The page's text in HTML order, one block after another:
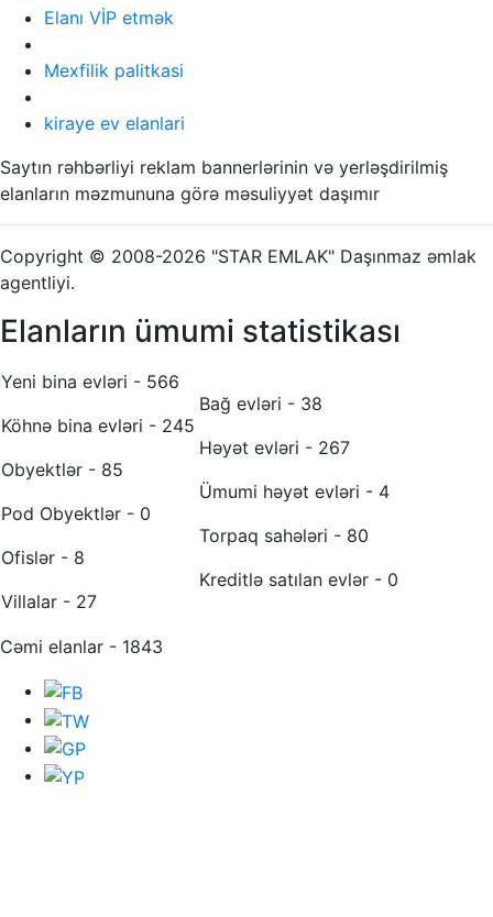
Elanı VİP etmək
Mexfilik palitkasi
kiraye ev elanlari
Saytın rəhbərliyi reklam bannerlərinin və yerləşdirilmiş
elanların məzmununa görə məsuliyyət daşımır
Copyright © 2008-2026 "STAR EMLAK" Daşınmaz əmlak
agentliyi.
Elanların ümumi statistikası
Yeni bina evləri - 566
Köhnə bina evləri - 245
Obyektlər - 85
Pod Obyektlər - 0
Ofislər - 8
Villalar - 27
Bağ evləri - 38
Həyət evləri - 267
Ümumi həyət evləri - 4
Torpaq sahələri - 80
Kreditlə satılan evlər - 0
Cəmi elanlar - 1843